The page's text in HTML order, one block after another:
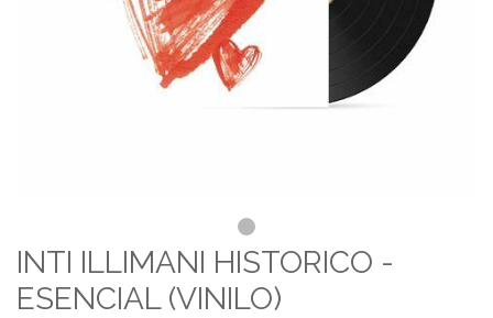
INTI ILLIMANI HISTORICO -
ESENCIAL (VINILO)